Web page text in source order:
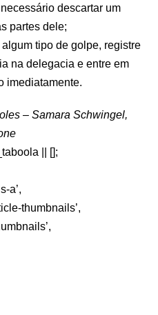
descartar um
partes dele;
tipo de golpe, registre
na delegacia e entre em
imediatamente.
– Samara Schwingel,
|| [];
a’,
thumbnails’,